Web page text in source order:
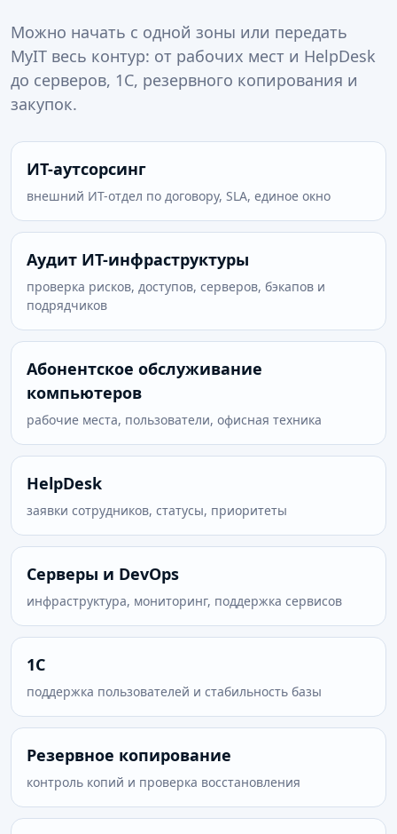
Можно начать с одной зоны или передать
MyIT весь контур: от рабочих мест и HelpDesk
до серверов, 1С, резервного копирования и
закупок.
ИТ-аутсорсинг
внешний ИТ-отдел по договору, SLA, единое окно
Аудит ИТ-инфраструктуры
проверка рисков, доступов, серверов, бэкапов и
подрядчиков
Абонентское обслуживание
компьютеров
рабочие места, пользователи, офисная техника
HelpDesk
заявки сотрудников, статусы, приоритеты
Серверы и DevOps
инфраструктура, мониторинг, поддержка сервисов
1С
поддержка пользователей и стабильность базы
Резервное копирование
контроль копий и проверка восстановления